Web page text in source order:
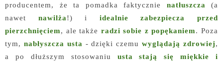
producentem, że ta pomadka faktycznie natłuszcza (a
nawet nawilża!) i idealnie zabezpiecza przed
pierzchnięciem, ale także radzi sobie z popękaniem. Poza
tym, nabłyszcza usta - dzięki czemuwyglądają zdrowiej,
a po dłuższym stosowaniu usta stają się miękkie i